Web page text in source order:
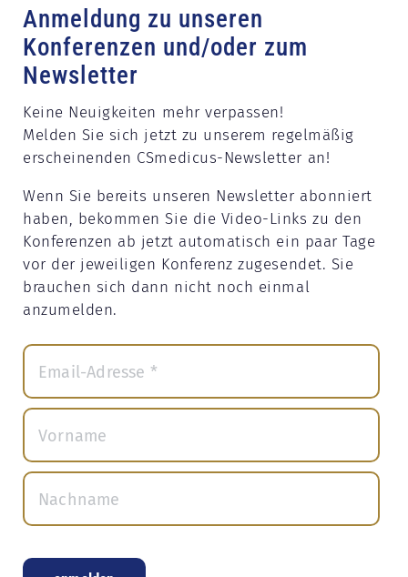
Anmeldung zu unseren
Konferenzen und/oder zum
Newsletter
Keine Neuigkeiten mehr verpassen!
Melden Sie sich jetzt zu unserem regelmäßig
erscheinenden CSmedicus-Newsletter an!
Wenn Sie bereits unseren Newsletter abonniert
haben, bekommen Sie die Video-Links zu den
Konferenzen ab jetzt automatisch ein paar Tage
vor der jeweiligen Konferenz zugesendet. Sie
brauchen sich dann nicht noch einmal
anzumelden.